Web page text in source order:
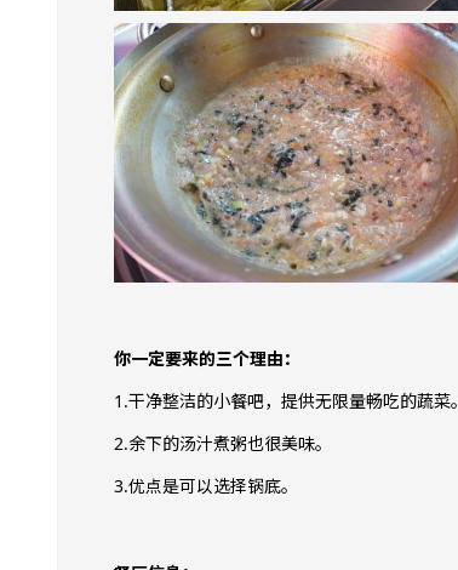
你一定要来的三个理由：
1.干净整洁的小餐吧，提供无限量畅吃的蔬菜。
2.余下的汤汁煮粥也很美味。
3.优点是可以选择锅底。